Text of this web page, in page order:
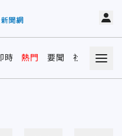
時 熱門 要聞 社會 娛樂